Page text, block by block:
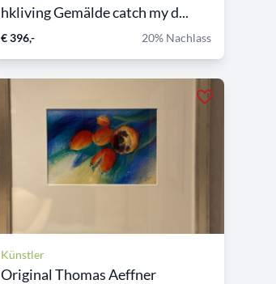
hkliving Gemälde catch my d...
€ 396,- 20% Nachlass
Künstler
Original Thomas Aeffner